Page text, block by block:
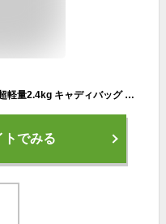
【全品10％OFFクーポン！15日限定】超軽量2.4kg キャディバッグ ゴルフバッグ キャディーバッグ セルフ スタンド 撥水 9.0型 5分割 47インチ対応 5ポケット 傘ホルダー付 メンズ レディース PYKES PEAK
トでみる